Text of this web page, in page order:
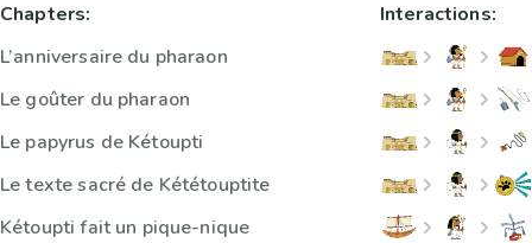
Chapters:
L’anniversaire du pharaon
Le goûter du pharaon
Le papyrus de Kétoupti
Le texte sacré de Kététouptite
Kétoupti fait un pique-nique
Interactions: